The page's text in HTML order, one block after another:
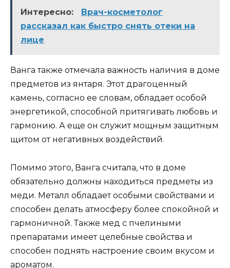
Интересно:
Врач-косметолог
рассказал как быстро снять отеки на
лице
Ванга также отмечала важность наличия в доме
предметов из янтаря. Этот драгоценный
камень, согласно ее словам, обладает особой
энергетикой, способной притягивать любовь и
гармонию. А еще он служит мощным защитным
щитом от негативных воздействий.
Помимо этого, Ванга считала, что в доме
обязательно должны находиться предметы из
меди. Металл обладает особыми свойствами и
способен делать атмосферу более спокойной и
гармоничной. Также мед с пчелиными
препаратами имеет целебные свойства и
способен поднять настроение своим вкусом и
ароматом.